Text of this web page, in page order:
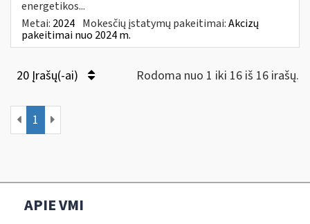
energetikos...
Metai: 2024 Mokesčių įstatymų pakeitimai:Akcizų
pakeitimai nuo 2024 m.
20 Įrašų(-ai) Rodoma nuo 1 iki 16 iš 16 irašų.
1
APIE VMI